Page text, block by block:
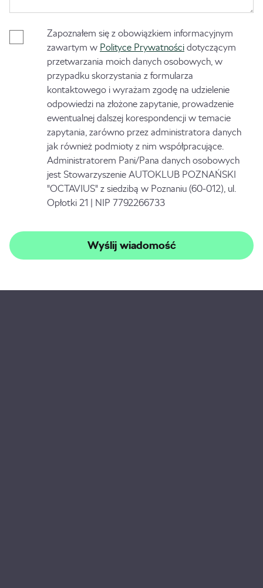
Zapoznałem się z obowiązkiem informacyjnym
zawartym w Polityce Prywatności dotyczącym
przetwarzania moich danych osobowych, w
przypadku skorzystania z formularza
kontaktowego i wyrażam zgodę na udzielenie
odpowiedzi na złożone zapytanie, prowadzenie
ewentualnej dalszej korespondencji w temacie
zapytania, zarówno przez administratora danych
jak również podmioty z nim współpracujące.
Administratorem Pani/Pana danych osobowych
jest Stowarzyszenie AUTOKLUB POZNAŃSKI
"OCTAVIUS" z siedzibą w Poznaniu (60-012), ul.
Opłotki 21 | NIP 7792266733